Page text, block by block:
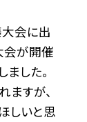
会に出
会が開催
した。
すが、
しいと思